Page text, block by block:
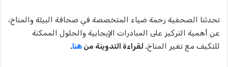
تحدثنا الصحفية رحمة ضياء المتخصصة في صحافة البيئة والمناخ،
عن أهمية التركيز على المبادرات الإيجابية والحلول الممكنة
للتكيف مع تغير المناخ. لقراءة التدوينة من هنا.